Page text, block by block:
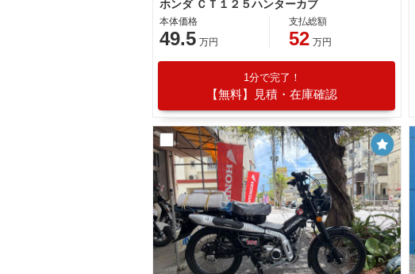
ホンダ ＣＴ１２５ハンターカブ
本体価格
49.5 万円
支払総額
52 万円
1分で完了！
【無料】見積・在庫確認